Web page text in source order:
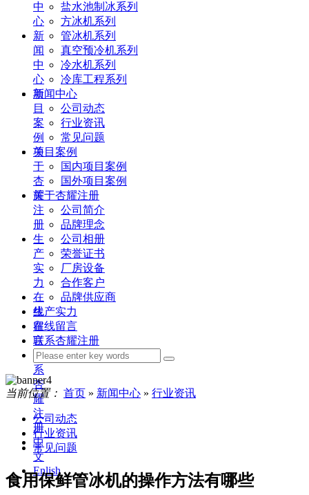
中
心
新
闻
中
心
项
目
案
例
关
于
杏
耀
注
册
生
产
实
力
在
线
留
言
联
系
杏
耀
注
册
中
文
Enlish
盐水池制冰系列
方冰机系列
管冰机系列
真空预冷机系列
冷水机系列
冷库工程系列
新闻中心
公司动态
行业资讯
常见问题
项目案例
国内项目案例
国外项目案例
关于杏耀注册
公司简介
品牌理念
公司相册
荣誉证书
厂房设备
合作客户
品牌供应商
生产实力
在线留言
联系杏耀注册
当前位置： 首页 » 新闻中心 » 行业资讯
公司动态
行业资讯
常见问题
食用保鲜管冰机的操作方法有哪些